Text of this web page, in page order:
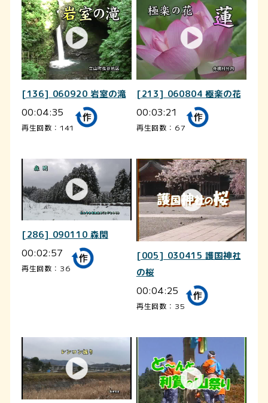
[136] 060920 岩室の滝
00:04:35
再生回数：141
[213] 060804 極楽の花
00:03:21
再生回数：67
[286] 090110 森閑
00:02:57
再生回数：36
[005] 030415 護国神社
の桜
00:04:25
再生回数：35